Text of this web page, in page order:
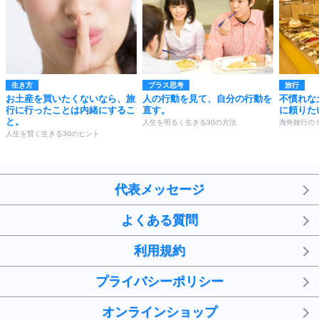
生き方
お土産を買いたくないなら、旅
行に行ったことは内緒にするこ
と。
人生を賢く生きる30のヒント
プラス思考
人の行動を見て、自分の行動を
直す。
人生を明るく生きる30の方法
旅行
不慣れな
に頼りた
海外旅行の
代表メッセージ
よくある質問
利用規約
プライバシーポリシー
オンラインショップ